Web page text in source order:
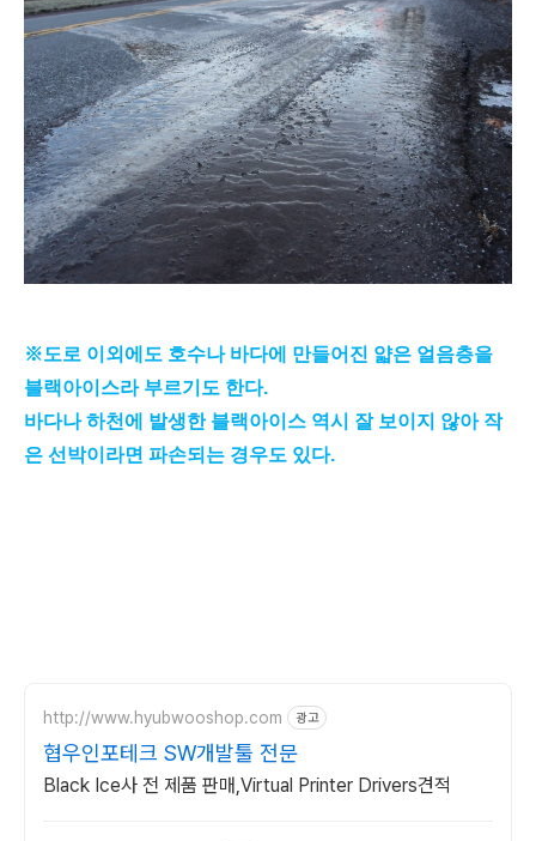
※도로 이외에도 호수나 바다에 만들어진 얇은 얼음층을
블랙아이스라 부르기도 한다.
바다나 하천에 발생한 블랙아이스 역시 잘 보이지 않아 작
은 선박이라면 파손되는 경우도 있다.
http://www.hyubwooshop.com 광고
협우인포테크 SW개발툴 전문
Black Ice사 전 제품 판매,Virtual Printer Drivers견적